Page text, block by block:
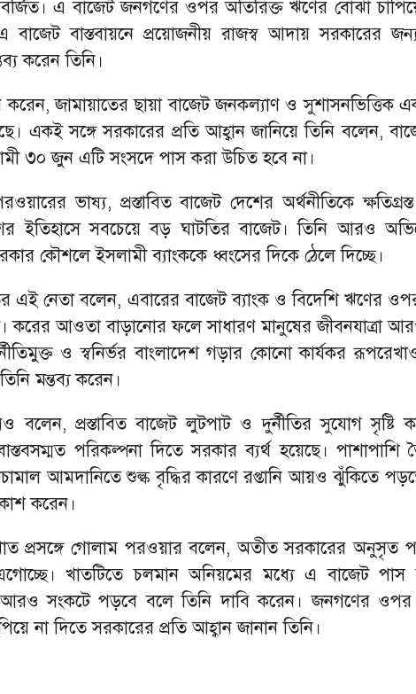
এ বাজেট জনগণের ওপর অতিরিক্ত ঋণের বোঝা
বাজেট বাস্তবায়নে প্রয়োজনীয় রাজস্ব আদায় সরকারের
করেন তিনি।
করেন, জামায়াতের ছায়া বাজেট জনকল্যাণ ও সুশাসনভিত্তিক
একই সঙ্গে সরকারের প্রতি আহ্বান জানিয়ে তিনি বলেন,
৩০ জুন এটি সংসদে পাস করা উচিত হবে না।
ভাষ্য, প্রস্তাবিত বাজেট দেশের অর্থনীতিকে
ইতিহাসে সবচেয়ে বড় ঘাটতির বাজেট। তিনি আরও
কৌশলে ইসলামী ব্যাংককে ধ্বংসের দিকে ঠেলে দিচ্ছে।
এই নেতা বলেন, এবারের বাজেট ব্যাংক ও বিদেশি ঋণের
করের আওতা বাড়ানোর ফলে সাধারণ মানুষের জীবনযাত্রা
ও স্বনির্ভর বাংলাদেশ গড়ার কোনো কার্যকর
মন্তব্য করেন।
বলেন, প্রস্তাবিত বাজেট লুটপাট ও দুর্নীতির সুযোগ সৃষ্টি
পরিকল্পনা দিতে সরকার ব্যর্থ হয়েছে। পাশাপাশি
আমদানিতে শুল্ক বৃদ্ধির কারণে রপ্তানি আয়ও ঝুঁকিতে
করেন।
খাত প্রসঙ্গে গোলাম পরওয়ার বলেন, অতীত সরকারের অনুসৃত
খাতটিতে চলমান অনিয়মের মধ্যে এ বাজেট পাস
আরও সংকটে পড়বে বলে তিনি দাবি করেন। জনগণের ওপর
না দিতে সরকারের প্রতি আহ্বান জানান তিনি।